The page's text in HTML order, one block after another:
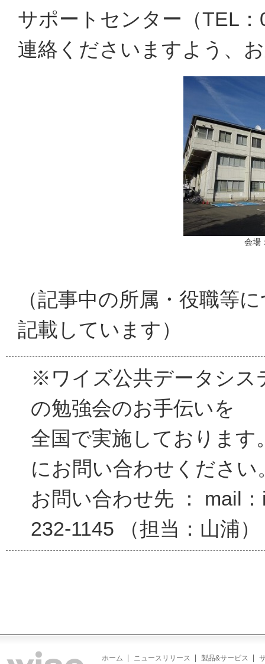
サポートセンター（TEL
連絡くださいますよう、
会場
（記事中の所属・役職等
記載しています）
※ワイズ公共データシス
の勉強会のお手伝いを
全国で実施しておりま
にお問い合わせください
お問い合わせ先 ： mail
232-1145 （担当：山浦）
ホーム ニュースリリース 製品&サービス